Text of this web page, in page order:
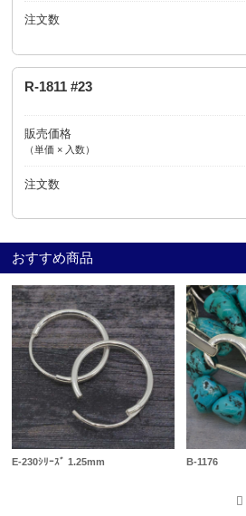
注文数
R-1811 #23
販売価格
（単価 × 入数）
注文数
おすすめ商品
E-230ｼﾘｰｽﾞ 1.25mm B-1176